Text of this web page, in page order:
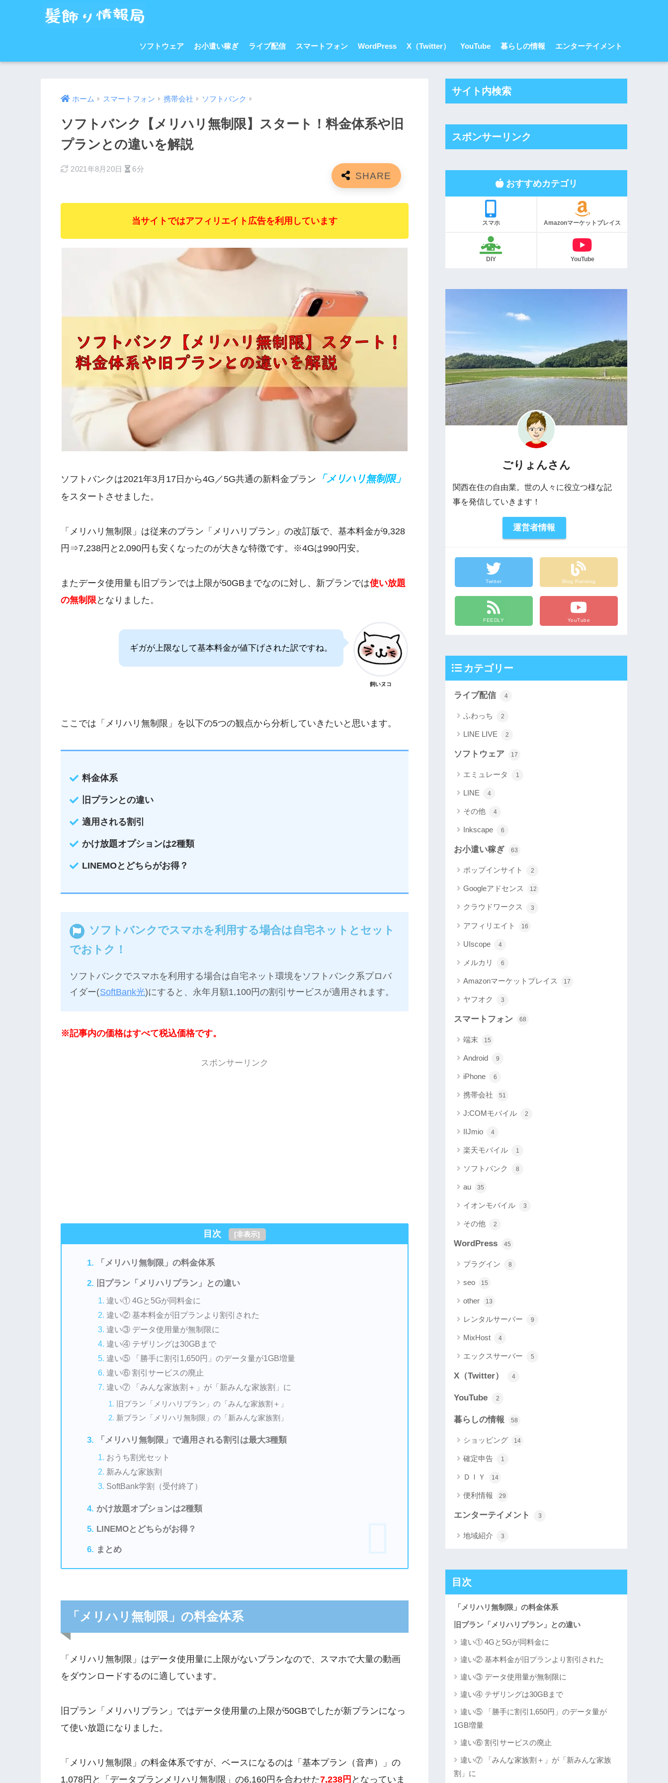
ソフトウェア お小遣い稼ぎ ライブ配信 スマートフォン WordPress X（Twitter） YouTube 暮らしの情報 エンターテイメント
ホーム スマートフォン 携帯会社 ソフトバンク
ソフトバンク【メリハリ無制限】スタート！料金体系や旧
プランとの違いを解説
2021年8月20日 6分
当サイトではアフィリエイト広告を利用しています
ソフトバンクは2021年3月17日から4G／5G共通の新料金プラン 「メリハリ無制限」
をスタートさせました。
「メリハリ無制限」は従来のプラン「メリハリプラン」の改訂版で、基本料金が9,328
円⇒7,238円と2,090円も安くなったのが大きな特徴です。※4Gは990円安。
またデータ使用量も旧プランでは上限が50GBまでなのに対し、新プランでは使い放題
の無制限となりました。
ギガが上限なして基本料金が値下げされた訳ですね。
飼いヌコ
ここでは「メリハリ無制限」を以下の5つの観点から分析していきたいと思います。
料金体系
旧プランとの違い
適用される割引
かけ放題オプションは2種類
LINEMOとどちらがお得？
ソフトバンクでスマホを利用する場合は自宅ネットとセット
でおトク！
ソフトバンクでスマホを利用する場合は自宅ネット環境をソフトバンク系プロバ
イダー(SoftBank光)にすると、永年月額1,100円の割引サービスが適用されます。
※記事内の価格はすべて税込価格です。
スポンサーリンク
目次 [非表示]
「メリハリ無制限」の料金体系
旧プラン「メリハリプラン」との違い
違い① 4Gと5Gが同料金に
違い② 基本料金が旧プランより割引された
違い③ データ使用量が無制限に
違い④ テザリングは30GBまで
違い⑤ 「勝手に割引1,650円」のデータ量が1GB増量
違い⑥ 割引サービスの廃止
違い⑦ 「みんな家族割＋」が「新みんな家族割」に
旧プラン「メリハリプラン」の「みんな家族割＋」
新プラン「メリハリ無制限」の「新みんな家族割」
「メリハリ無制限」で適用される割引は最大3種類
おうち割光セット
新みんな家族割
SoftBank学割（受付終了）
かけ放題オプションは2種類
LINEMOとどちらがお得？
まとめ
「メリハリ無制限」の料金体系
「メリハリ無制限」はデータ使用量に上限がないプランなので、スマホで大量の動画
をダウンロードするのに適しています。
旧プラン「メリハリプラン」ではデータ使用量の上限が50GBでしたが新プランになっ
て使い放題になりました。
「メリハリ無制限」の料金体系ですが、ベースになるのは「基本プラン（音声）」の
1,078円と「データプランメリハリ無制限」の6,160円を合わせた7,238円 となっていま
サイト内検索
スポンサーリンク
おすすめカテゴリ
スマホ Amazonマーケットプレイス
DIY YouTube
ごりょんさん
関西在住の自由業。世の人々に役立つ様な記
事を発信していきます！
運営者情報
Twitter Blog Ranking
FEEDLY YouTube
カテゴリー
ライブ配信 4
ふわっち 2
LINE LIVE 2
ソフトウェア 17
エミュレータ 1
LINE 4
その他 4
Inkscape 6
お小遣い稼ぎ 63
ポップインサイト 2
Googleアドセンス 12
クラウドワークス 3
アフィリエイト 16
UIscope 4
メルカリ 6
Amazonマーケットプレイス 17
ヤフオク 3
スマートフォン 68
端末 15
Android 9
iPhone 6
携帯会社 51
J:COMモバイル 2
IIJmio 4
楽天モバイル 1
ソフトバンク 8
au 35
イオンモバイル 3
その他 2
WordPress 45
プラグイン 8
seo 15
other 13
レンタルサーバー 9
MixHost 4
エックスサーバー 5
X（Twitter） 4
YouTube 2
暮らしの情報 58
ショッピング 14
確定申告 1
ＤＩＹ 14
便利情報 29
エンターテイメント 3
地域紹介 3
目次
「メリハリ無制限」の料金体系
旧プラン「メリハリプラン」との違い
違い① 4Gと5Gが同料金に
違い② 基本料金が旧プランより割引された
違い③ データ使用量が無制限に
違い④ テザリングは30GBまで
違い⑤ 「勝手に割引1,650円」のデータ量が
1GB増量
違い⑥ 割引サービスの廃止
違い⑦ 「みんな家族割＋」が「新みんな家族
割」に